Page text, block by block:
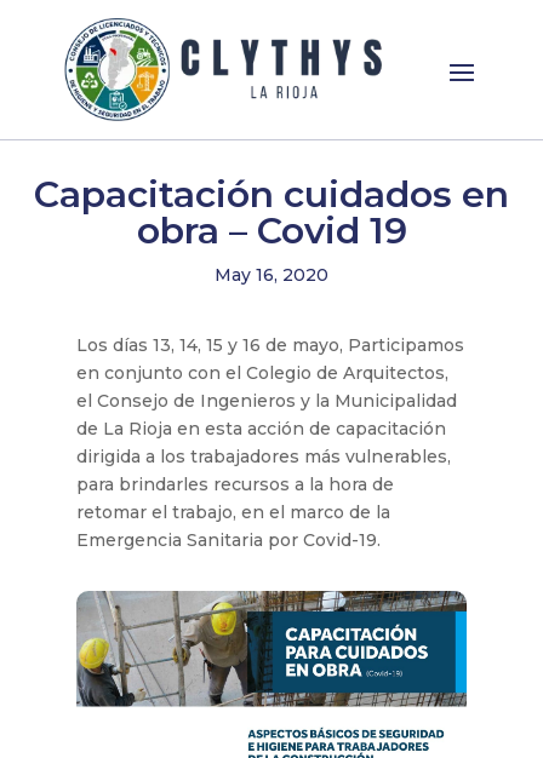
Capacitación cuidados en
obra – Covid 19
May 16, 2020
Los días 13, 14, 15 y 16 de mayo, Participamos
en conjunto con el Colegio de Arquitectos,
el Consejo de Ingenieros y la Municipalidad
de La Rioja en esta acción de capacitación
dirigida a los trabajadores más vulnerables,
para brindarles recursos a la hora de
retomar el trabajo, en el marco de la
Emergencia Sanitaria por Covid-19.